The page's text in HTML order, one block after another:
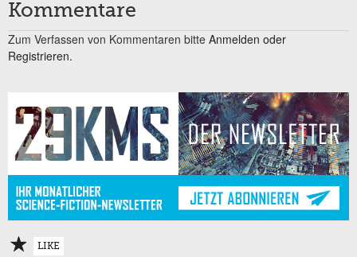
Kommentare
Zum Verfassen von Kommentaren bitte Anmelden oder
Registrieren.
LIKE